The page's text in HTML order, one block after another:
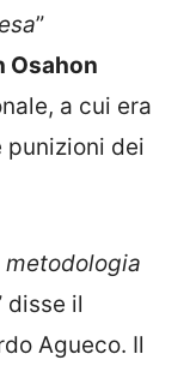
”
Osahon
a cui era
punizioni dei
metodologia
disse il
Agueco. Il